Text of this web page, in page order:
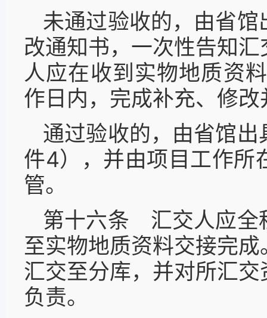
未通过验收的，由省
改通知书，一次性告知
人应在收到实物地质资
作日内，完成补充、修
通过验收的，由省馆
件4），并由项目工作所
管。
第十六条 汇交人应全
至实物地质资料交接完
汇交至分库，并对所汇
负责。